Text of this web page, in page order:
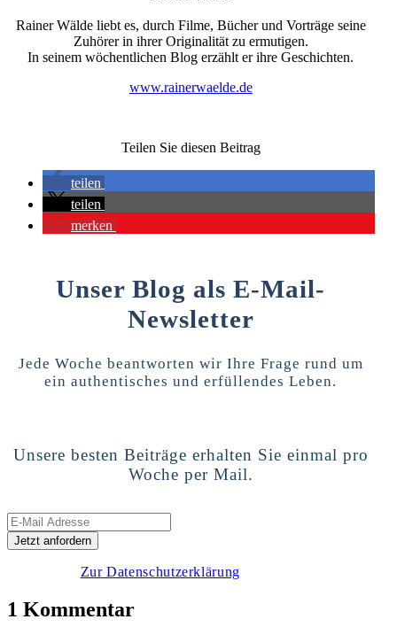
Rainer Wälde liebt es, durch Filme, Bücher und Vorträge seine
Zuhörer in ihrer Originalität zu ermutigen.
In seinem wöchentlichen Blog erzählt er ihre Geschichten.
www.rainerwaelde.de
Teilen Sie diesen Beitrag
teilen
teilen
merken
Unser Blog als E-Mail-
Newsletter
Jede Woche beantworten wir Ihre Frage rund um
ein authentisches und erfüllendes Leben.
Unsere besten Beiträge erhalten Sie einmal pro
Woche per Mail.
Zur Datenschutzerklärung
1 Kommentar